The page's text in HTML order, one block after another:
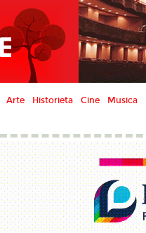
Arte Historieta Cine Musica